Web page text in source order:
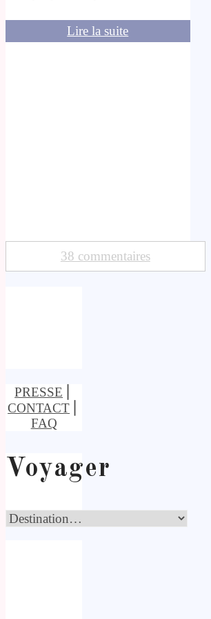
Lire la suite
38 commentaires
PRESSE
CONTACT
FAQ
Voyager